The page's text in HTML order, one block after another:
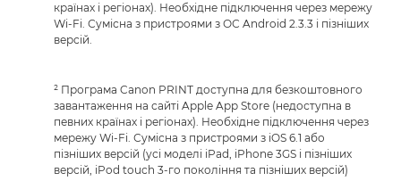
країнах і регіонах). Необхідне підключення через мережу
Wi-Fi. Сумісна з пристроями з ОС Android 2.3.3 і пізніших
версій.
² Програма Canon PRINT доступна для безкоштовного
завантаження на сайті Apple App Store (недоступна в
певних країнах і регіонах). Необхідне підключення через
мережу Wi-Fi. Сумісна з пристроями з iOS 6.1 або
пізніших версій (усі моделі iPad, iPhone 3GS і пізніших
версій, iPod touch 3-го покоління та пізніших версій)